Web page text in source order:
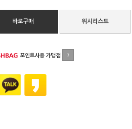
바로구매 위시리스트
포인트사용 가맹점 ?